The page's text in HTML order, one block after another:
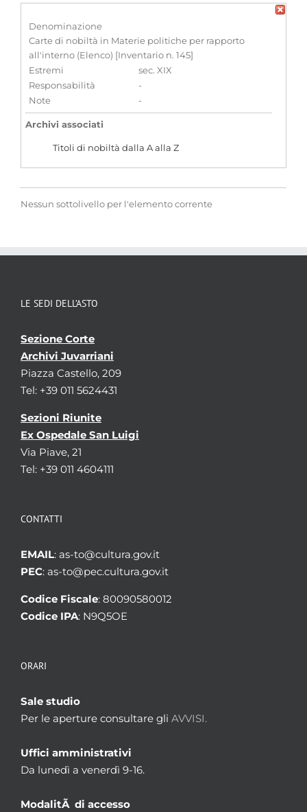
Denominazione
Carte di nobiltà in Materie politiche per rapporto
all'interno (Elenco) [Inventario n. 145]
Estremi
sec. XIX
Responsabilità
-
Note
-
Archivi associati
Titoli di nobiltà dalla A alla Z
Nessun sottolivello per l'elemento corrente
LE SEDI DELL’ASTO
Sezione Corte
Archivi Juvarriani
Piazza Castello, 209
Tel: +39 011 5624431
Sezioni Riunite
Ex Ospedale San Luigi
Via Piave, 21
Tel: +39 011 4604111
CONTATTI
EMAIL: as-to@cultura.gov.it
PEC: as-to@pec.cultura.gov.it
Codice Fiscale: 80090580012
Codice IPA: N9Q5OE
ORARI
Sale studio
Per le aperture consultare gli AVVISI.
Uffici amministrativi
Da lunedì a venerdì 9-16.
ModalitÃ di accesso